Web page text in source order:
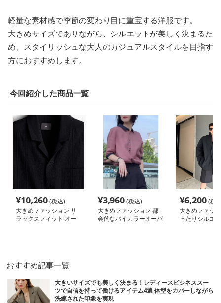
軽量な素材感で季節の変わり目に重宝する洋服です。
大きめサイズでありながら、シルエットが美しく決まるた
め、スタイリッシュな大人のカジュアルスタイルを目指す
方におすすめします。
今回紹介した商品一覧
¥10,260(税込)
大きめファッション リ
ラックスフィット オー
¥3,960(税込)
大きめファッション 都
会的なバイカラーオーバ
¥6,200(税
大きめファッ
ったりシルエ
おすすめ記事一覧
大きいサイズでも美しく決まる！レディースビジネススー
ツで自信を持って働けるアイテム4選 体型をカバーしながら
洗練された印象を実現